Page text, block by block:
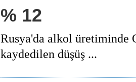
% 12
Rusya'da alkol üretiminde
kaydedilen düşüş ...